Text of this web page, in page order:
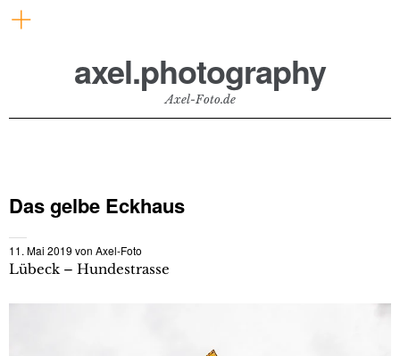
axel.photography
Axel-Foto.de
Das gelbe Eckhaus
11. Mai 2019 von Axel-Foto
Lübeck – Hundestrasse